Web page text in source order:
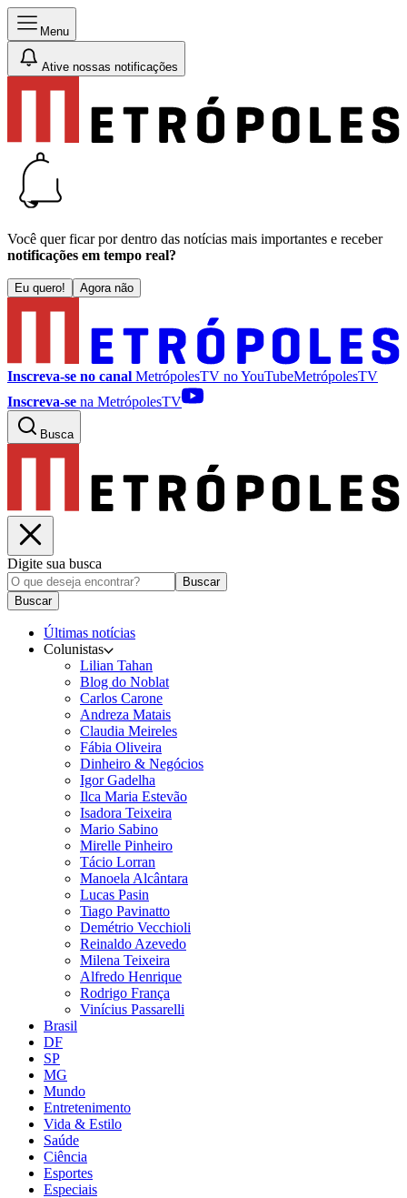
Menu
Ative nossas notificações
Você quer ficar por dentro das notícias mais importantes e receber
notificações em tempo real?
Eu quero! Agora não
Inscreva-se no canal MetrópolesTV noYouTubeMetrópolesTV
Inscreva-se na MetrópolesTV
Busca
Digite sua busca
Buscar
Buscar
Últimas notícias
Colunistas
Lilian Tahan
Blog do Noblat
Carlos Carone
Andreza Matais
Claudia Meireles
Fábia Oliveira
Dinheiro & Negócios
Igor Gadelha
Ilca Maria Estevão
Isadora Teixeira
Mario Sabino
Mirelle Pinheiro
Tácio Lorran
Manoela Alcântara
Lucas Pasin
Tiago Pavinatto
Demétrio Vecchioli
Reinaldo Azevedo
Milena Teixeira
Alfredo Henrique
Rodrigo França
Vinícius Passarelli
Brasil
DF
SP
MG
Mundo
Entretenimento
Vida & Estilo
Saúde
Ciência
Esportes
Especiais